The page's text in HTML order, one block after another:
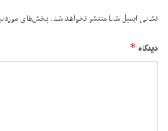
نشانی ایمیل شما منتشر نخواهد شد. بخش‌های
دیدگاه *